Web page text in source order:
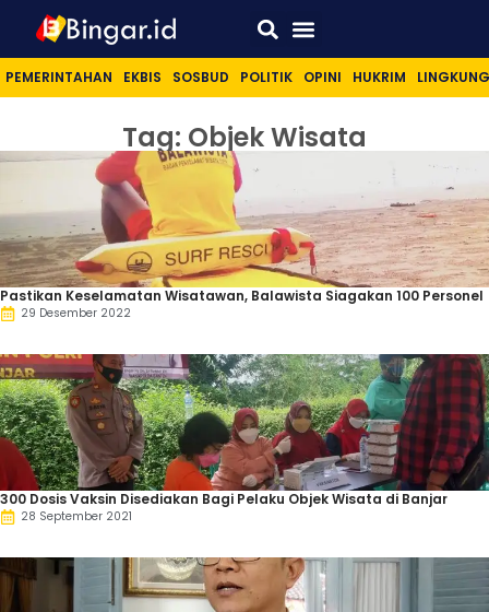
PEMERINTAHAN EKBIS SOSBUD POLITIK OPINI HUKRIM
Tag: Objek Wisata
Pastikan Keselamatan Wisatawan, Balawista Siagakan 100 Personel
29 Desember 2022
300 Dosis Vaksin Disediakan Bagi Pelaku Objek Wisata di Banjar
28 September 2021